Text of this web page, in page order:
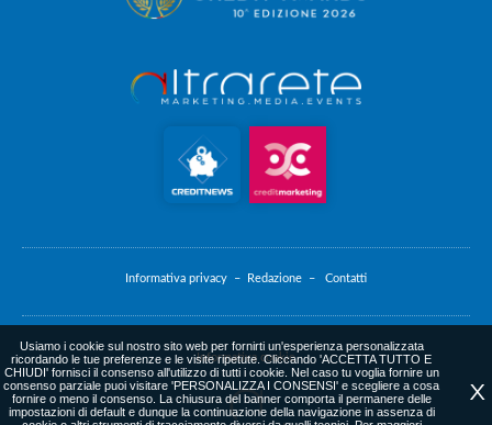
Informativa privacy – Redazione – Contatti
Informativa cookie
X
Usiamo i cookie sul nostro sito web per fornirti un'esperienza personalizzata
ricordando le tue preferenze e le visite ripetute. Cliccando 'ACCETTA TUTTO E
CHIUDI' fornisci il consenso all'utilizzo di tutti i cookie. Nel caso tu voglia fornire un
consenso parziale puoi visitare 'PERSONALIZZA I CONSENSI' e scegliere a cosa
fornire o meno il consenso. La chiusura del banner comporta il permanere delle
impostazioni di default e dunque la continuazione della navigazione in assenza di